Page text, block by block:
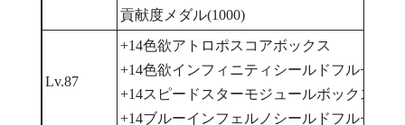
貢献度メダル(1000)
Lv.87
+14色欲アトロポスコアボックス
+14色欲インフィニティシールドフルセット
+14スピードスターモジュールボックス
+14ブルーインフェルノシールドフルセット